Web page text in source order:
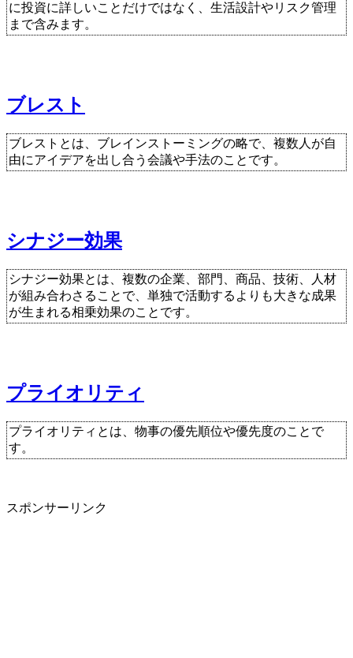
に投資に詳しいことだけではなく、生活設計やリスク管理
まで含みます。
ブレスト
ブレストとは、ブレインストーミングの略で、複数人が自
由にアイデアを出し合う会議や手法のことです。
シナジー効果
シナジー効果とは、複数の企業、部門、商品、技術、人材
が組み合わさることで、単独で活動するよりも大きな成果
が生まれる相乗効果のことです。
プライオリティ
プライオリティとは、物事の優先順位や優先度のことで
す。
スポンサーリンク